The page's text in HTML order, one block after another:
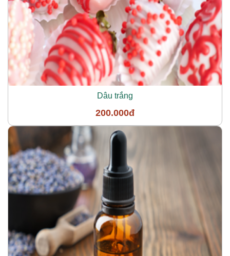
Dâu trắng
200.000đ